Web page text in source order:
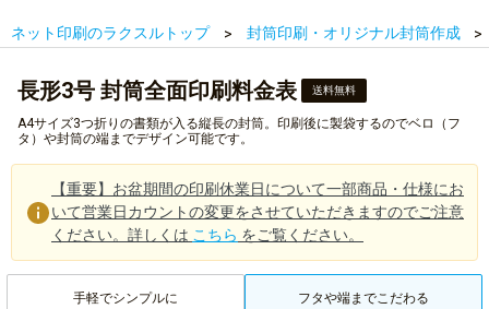
ネット印刷のラクスルトップ 封筒印刷・オリジナル封筒作成
長形3号 封筒全面印刷料金表 送料無料
A4サイズ3つ折りの書類が入る縦長の封筒。印刷後に製袋するのでベロ（フ
タ）や封筒の端までデザイン可能です。
【重要】お盆期間の印刷休業日について一部商品・仕様にお
いて営業日カウントの変更をさせていただきますのでご注意
ください。詳しくは こちら をご覧ください。
手軽でシンプルに フタや端までこだわる